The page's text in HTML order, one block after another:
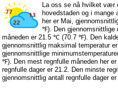
La oss se nå hvilket vær
hovedstaden og i mange
her er Mai,
℉). Den gjennomsnittlige
måneden er 21.5 ℃ (70.7 ℉). Den
gjennomsnittlig maksimal temperatur
gjennomsnittlige
℉). Den mest regnfulle måneden her
regnfulle dager er 21.2. Den minste
gjennomsnittlig antall regnfulle dager er